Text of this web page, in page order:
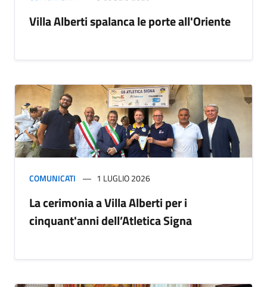
Villa Alberti spalanca le porte all'Oriente
COMUNICATI 1 LUGLIO 2026
La cerimonia a Villa Alberti per i
cinquant'anni dell’Atletica Signa